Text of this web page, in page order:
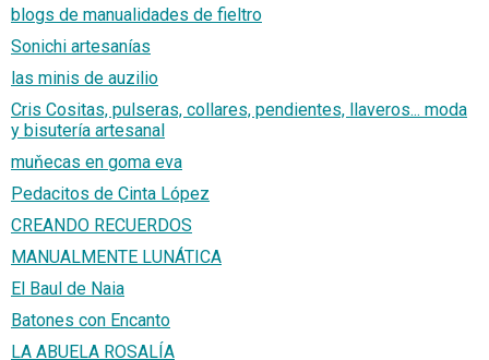
blogs de manualidades de fieltro
Sonichi artesanías
las minis de auzilio
Cris Cositas, pulseras, collares, pendientes, llaveros... moda
y bisutería artesanal
muňecas en goma eva
Pedacitos de Cinta López
CREANDO RECUERDOS
MANUALMENTE LUNÁTICA
El Baul de Naia
Batones con Encanto
LA ABUELA ROSALÍA